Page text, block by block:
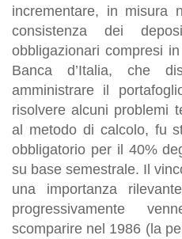
incrementare, in misura
consistenza dei
obbligazionari compresi
Banca d’Italia, che
amministrare il
risolvere alcuni problemi
al metodo di calcolo, fu
obbligatorio per il 40%
su base semestrale. Il
una importanza
progressivamente
scomparire nel 1986 (la